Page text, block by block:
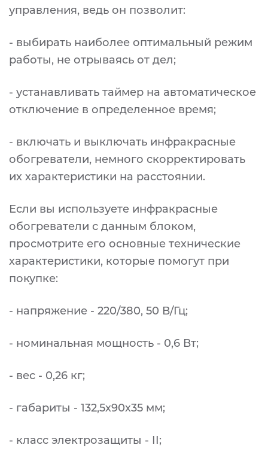
управления, ведь он позволит:
- выбирать наиболее оптимальный режим
работы, не отрываясь от дел;
- устанавливать таймер на автоматическое
отключение в определенное время;
- включать и выключать инфракрасные
обогреватели, немного скорректировать
их характеристики на расстоянии.
Если вы используете инфракрасные
обогреватели с данным блоком,
просмотрите его основные технические
характеристики, которые помогут при
покупке:
- напряжение - 220/380, 50 В/Гц;
- номинальная мощность - 0,6 Вт;
- вес - 0,26 кг;
- габариты - 132,5х90х35 мм;
- класс электрозащиты - II;